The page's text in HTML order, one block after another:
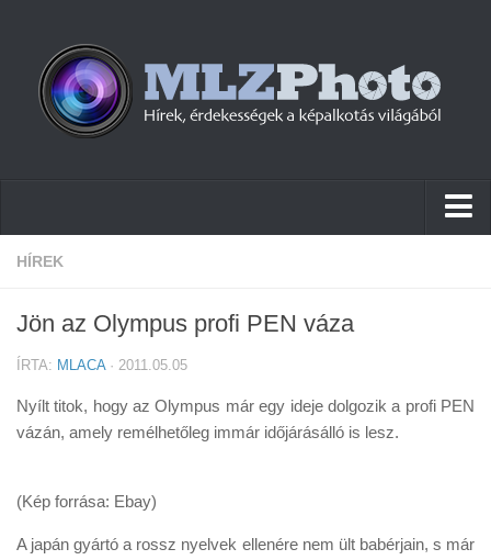
Hírek
Cikkek
Firmware
Tanácsok
Érdekességek
HÍREK
Jön az Olympus profi PEN váza
ÍRTA: MLACA· 2011.05.05
Nyílt titok, hogy az Olympus már egy ideje dolgozik a profi PEN
vázán, amely remélhetőleg immár időjárásálló is lesz.
(Kép forrása: Ebay)
A japán gyártó a rossz nyelvek ellenére nem ült babérjain, s már